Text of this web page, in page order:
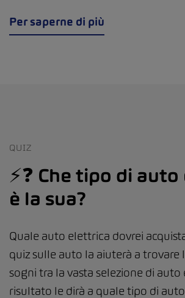
Per saperne di più
QUIZ
⚡️❓ Che tipo di
è la sua?
Quale auto elettrica dovrei
quiz sulle auto la aiuterà a trovare
sogni tra la vasta selezione di
risultato le dirà a quale tipo di